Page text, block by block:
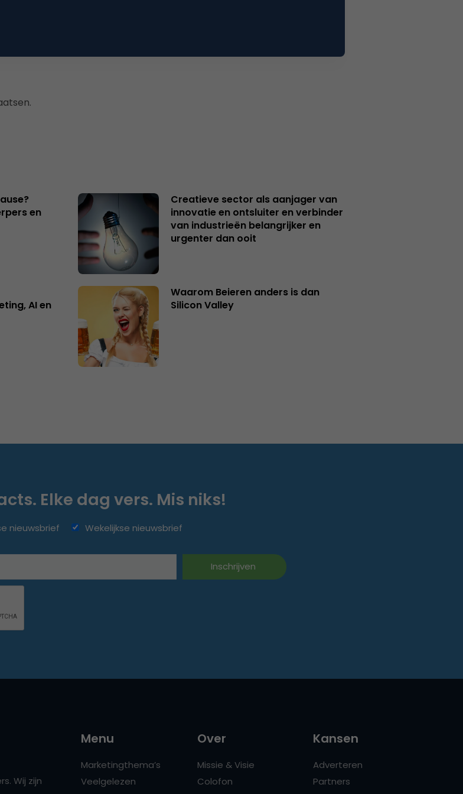
en
Creatieve sector als aanjager van
innovatie en ontsluiter en verbinder
van industrieën belangrijker en
urgenter dan ooit
AI en
Waarom Beieren anders is dan
Silicon Valley
Elke dag vers. Mis niks!
nieuwsbrief Wekelijkse nieuwsbrief
Wij zijn
Menu
Marketingthema’s
Veelgelezen
Over
Missie & Visie
Colofon
Kansen
Adverteren
Partners